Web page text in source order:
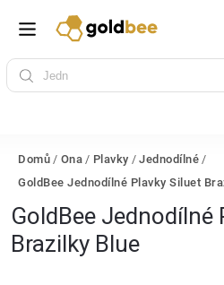
Domů / Ona / Plavky / Jednodílné /
GoldBee Jednodílné Plavky Siluet
GoldBee Jednodílné
Brazilky Blue